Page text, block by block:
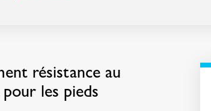
résistance au
les pieds